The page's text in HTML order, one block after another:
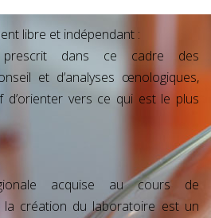
libre et indépendant :
dans ce cadre des
et d’analyses œnologiques,
d’orienter vers ce qui est le plus
acquise au cours de
la création du laboratoire est un